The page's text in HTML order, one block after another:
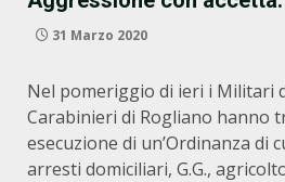
31 Marzo 2020
Nel pomeriggio di ieri i Militari
Carabinieri di Rogliano hanno
esecuzione di un’Ordinanza di
arresti domiciliari, G.G.,